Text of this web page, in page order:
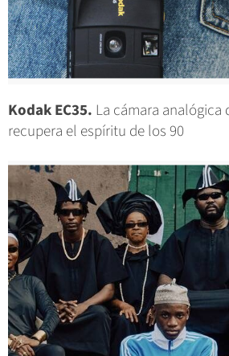
Kodak EC35. La cámara
recupera el espíritu de los 90